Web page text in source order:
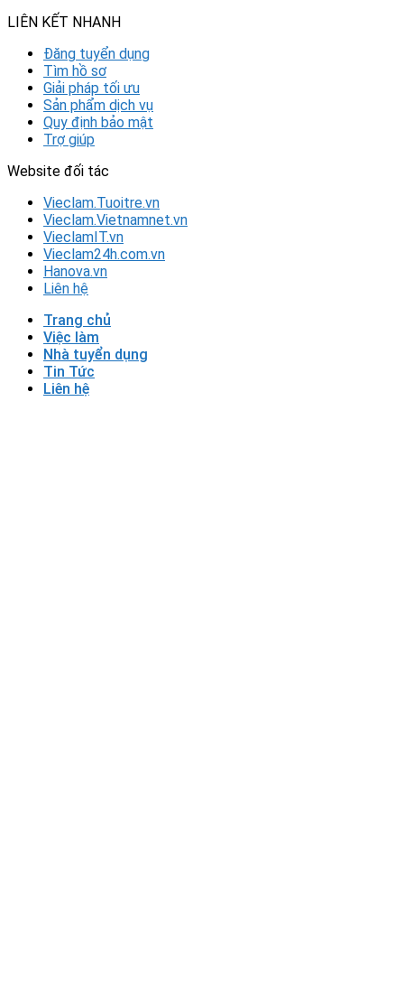
LIÊN KẾT NHANH
Đăng tuyển dụng
Tìm hồ sơ
Giải pháp tối ưu
Sản phẩm dịch vụ
Quy định bảo mật
Trợ giúp
Website đối tác
Vieclam.Tuoitre.vn
Vieclam.Vietnamnet.vn
VieclamIT.vn
Vieclam24h.com.vn
Hanova.vn
Liên hệ
Trang chủ
Việc làm
Nhà tuyển dụng
Tin Tức
Liên hệ